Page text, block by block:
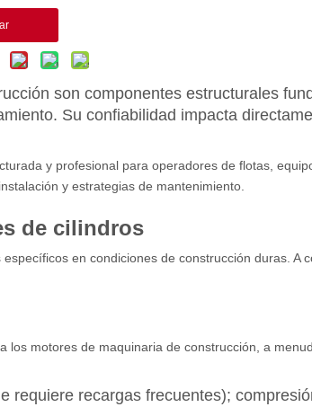
son componentes estructurales
Su confiabilidad impacta
y profesional para operadores de flotas,
y estrategias de mantenimiento.
de cilindros
en condiciones de construcción duras. A
motores de maquinaria de construcción, a
requiere recargas frecuentes);